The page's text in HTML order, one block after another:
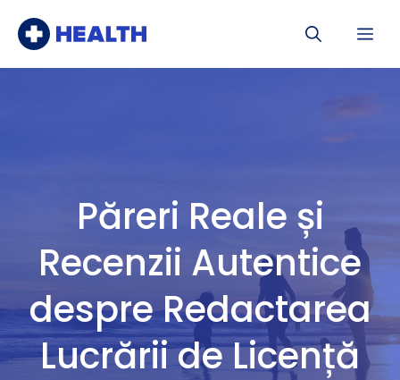
Păreri Reale și
Recenzii Autentice
despre Redactarea
Lucrării de Licență